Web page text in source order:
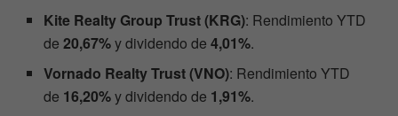
Kite Realty Group Trust (KRG): Rendimiento YTD
de20,67%y dividendo de4,01%.
Vornado Realty Trust (VNO): Rendimiento YTD
de 16,20%y dividendo de 1,91%.